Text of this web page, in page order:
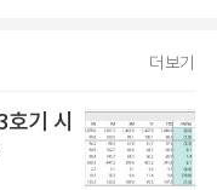
더보기
기 시